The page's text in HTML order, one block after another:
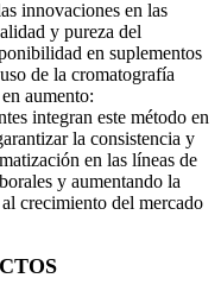
innovaciones en las
y pureza del
en suplementos
de la cromatografía
aumento:
integran este método en
la consistencia y
en las líneas de
y aumentando la
crecimiento del mercado